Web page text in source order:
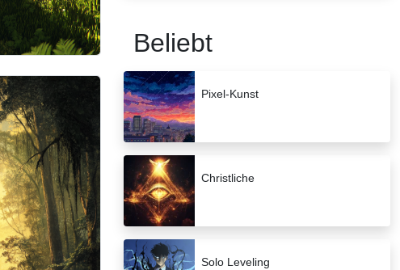
Beliebt
Pixel-Kunst
Christliche
Solo Leveling